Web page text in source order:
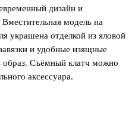
дизайн и
модель на
украшена отделкой из яловой
и удобные изящные
образ. Съёмный клатч можно
аксессуара.